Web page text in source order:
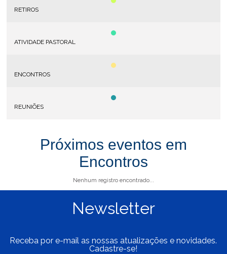
RETIROS
ATIVIDADE PASTORAL
ENCONTROS
REUNIÕES
Próximos eventos em
Encontros
Nenhum registro encontrado...
Newsletter
Receba por e-mail as nossas atualizações e novidades.
Cadastre-se!